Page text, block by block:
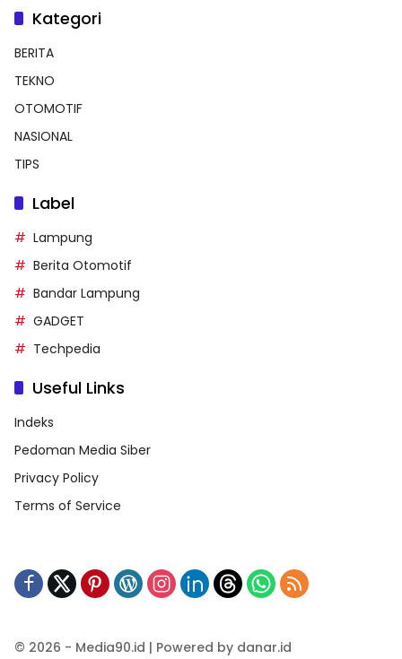
Kategori
BERITA
TEKNO
OTOMOTIF
NASIONAL
TIPS
Label
Lampung
Berita Otomotif
Bandar Lampung
GADGET
Techpedia
Useful Links
Indeks
Pedoman Media Siber
Privacy Policy
Terms of Service
© 2026 - Media90.id | Powered by danar.id